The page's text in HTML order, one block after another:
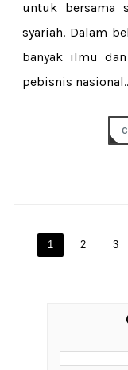
untuk bersama
syariah. Dalam
banyak ilmu
pebisnis
1 2 3